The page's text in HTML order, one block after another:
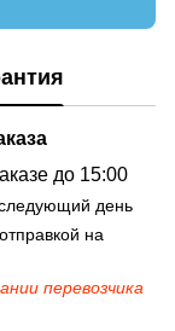
до 15:00
день
на
перевозчика